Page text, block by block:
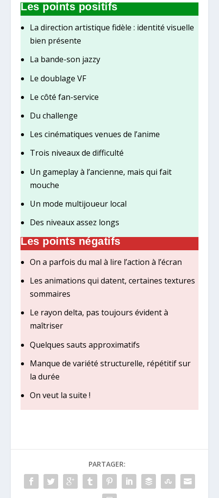
Les points positifs
La direction artistique fidèle : identité visuelle
bien présente
La bande-son jazzy
Le doublage VF
Le côté fan-service
Du challenge
Les cinématiques venues de l’anime
Trois niveaux de difficulté
Un gameplay à l’ancienne, mais qui fait
mouche
Un mode multijoueur local
Des niveaux assez longs
Les points négatifs
On a parfois du mal à lire l’action à l’écran
Les animations qui datent, certaines textures
sommaires
Le rayon delta, pas toujours évident à
maîtriser
Quelques sauts approximatifs
Manque de variété structurelle, répétitif sur
la durée
On veut la suite !
PARTAGER: